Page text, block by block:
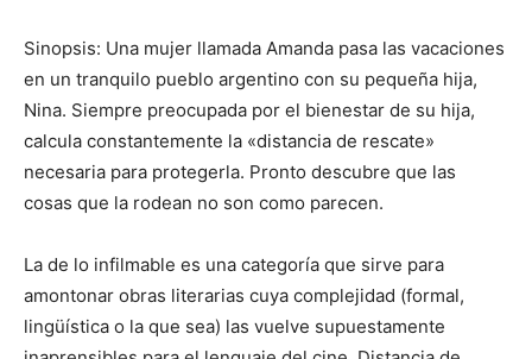
Sinopsis: Una mujer llamada Amanda pasa las vacaciones
en un tranquilo pueblo argentino con su pequeña hija,
Nina. Siempre preocupada por el bienestar de su hija,
calcula constantemente la «distancia de rescate»
necesaria para protegerla. Pronto descubre que las
cosas que la rodean no son como parecen.
La de lo infilmable es una categoría que sirve para
amontonar obras literarias cuya complejidad (formal,
lingüística o la que sea) las vuelve supuestamente